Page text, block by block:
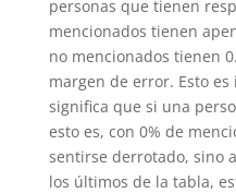
personas que tienen
mencionados tienen
no mencionados tienen
margen de error. Esto
significa que si una
esto es, con 0% de
sentirse derrotado, sino
los últimos de la tabla,